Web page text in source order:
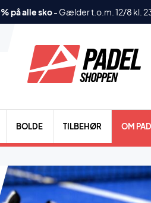
på alle sko- Gælder t.o.m. 12/8 kl.
BOLDE TILBEHØR OM